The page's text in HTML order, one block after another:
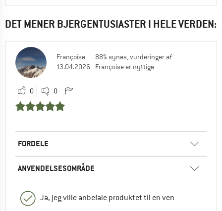
DET MENER BJERGENTUSIASTER I HELE VERDEN:
Françoise
13.04.2026
88% synes, vurderinger af
Françoise er nyttige
0 0
FORDELE
ANVENDELSESOMRÅDE
Ja, jeg ville anbefale produktet til en ven